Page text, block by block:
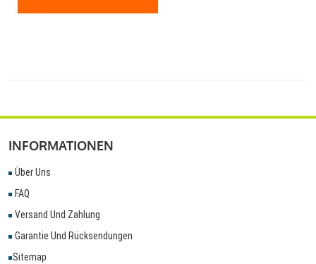
INFORMATIONEN
Über Uns
FAQ
Versand Und Zahlung
Garantie Und Rücksendungen
Sitemap